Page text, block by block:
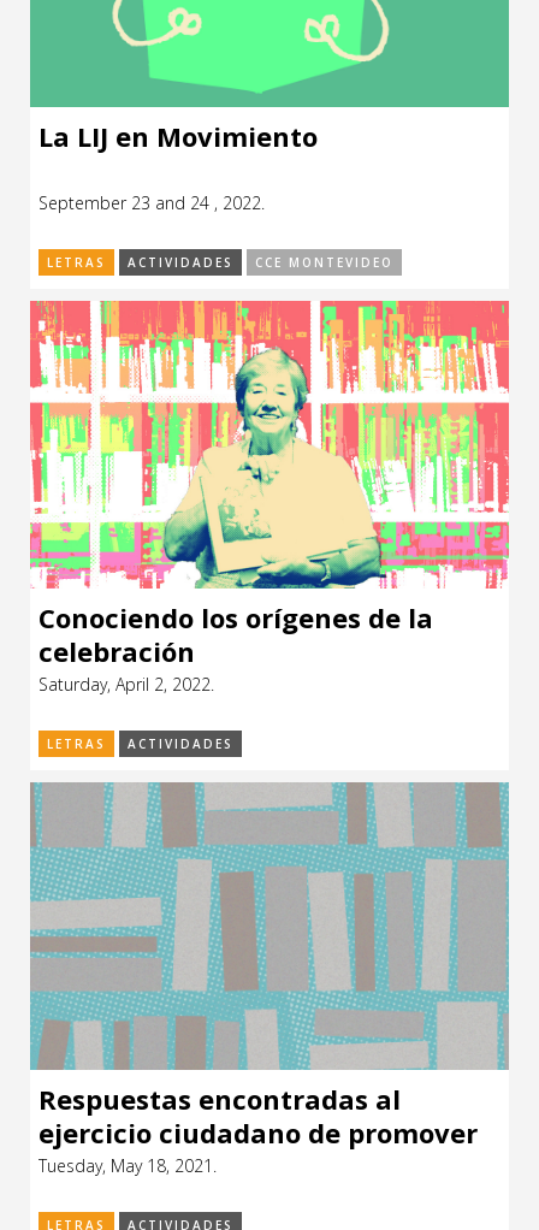
La LIJ en Movimiento
September 23 and 24 , 2022.
LETRAS ACTIVIDADES CCE MONTEVIDEO
Conociendo los orígenes de la
celebración
Saturday, April 2, 2022.
LETRAS ACTIVIDADES
Respuestas encontradas al
ejercicio ciudadano de promover
la lectura
Tuesday, May 18, 2021.
LETRAS ACTIVIDADES